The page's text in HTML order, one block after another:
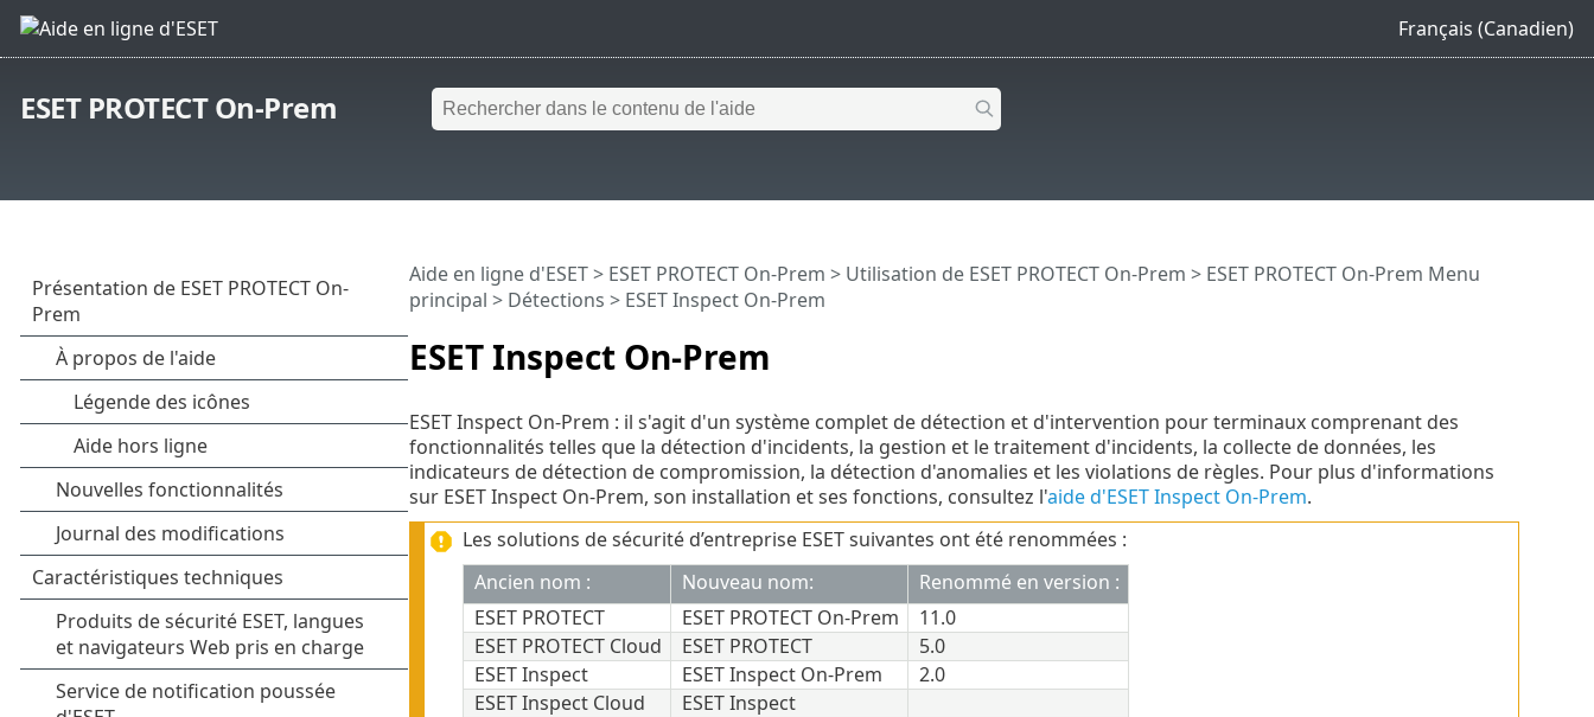
Français (Canadien)
ESET PROTECT On-Prem
ESET Inspect On-Prem
Aide en ligne d'ESET> ESET PROTECT On-Prem > Utilisation de ESET PROTECT On-Prem > ESET PROTECT On-Prem Menu
principal > Détections > ESET Inspect On-Prem
ESET Inspect On-Prem : il s'agit d'un système complet de détection et d'intervention pour terminaux comprenant des
fonctionnalités telles que la détection d'incidents, la gestion et le traitement d'incidents, la collecte de données, les
indicateurs de détection de compromission, la détection d'anomalies et les violations de règles. Pour plus d'informations
sur ESET Inspect On-Prem, son installation et ses fonctions, consultez l'aide d'ESET Inspect On-Prem.
Les solutions de sécurité d’entreprise ESET suivantes ont été renommées :
Ancien nom :
Nouveau nom:
Renommé en version :
ESET PROTECT
ESET PROTECT On-Prem
11.0
ESET PROTECT Cloud
ESET PROTECT
5.0
ESET Inspect
ESET Inspect On-Prem
2.0
ESET Inspect Cloud
ESET Inspect